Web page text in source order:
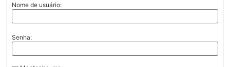
Nome de usuário:
Senha: